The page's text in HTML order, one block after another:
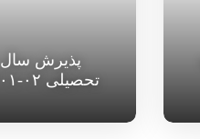
پذیرش سال
تحصیلی ۰۲-۱۴۰۱